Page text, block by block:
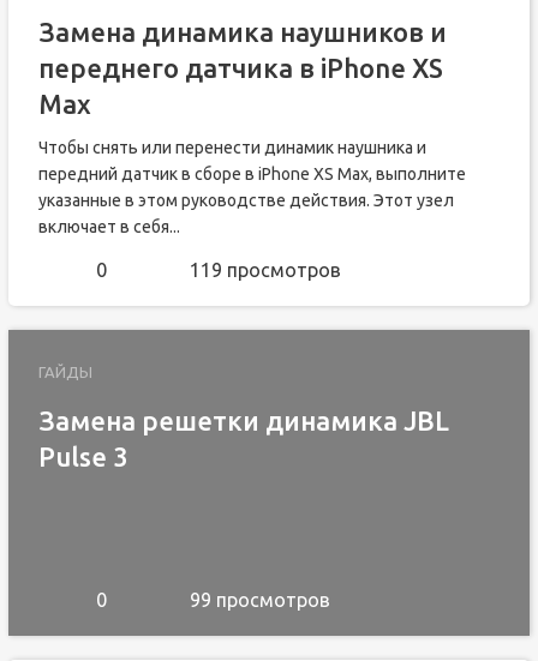
Замена динамика наушников и
переднего датчика в iPhone XS
Max
Чтобы снять или перенести динамик наушника и
передний датчик в сборе в iPhone XS Max, выполните
указанные в этом руководстве действия. Этот узел
включает в себя...
0 119 просмотров
ГАЙДЫ
Замена решетки динамика JBL
Pulse 3
0 99 просмотров